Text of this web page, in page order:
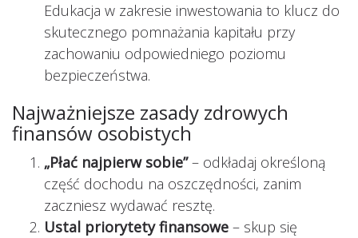
Edukacja w zakresie inwestowania to klucz do
skutecznego pomnażania kapitału przy
zachowaniu odpowiedniego poziomu
bezpieczeństwa.
Najważniejsze zasady zdrowych
finansów osobistych
„Płać najpierw sobie”– odkładaj określoną
część dochodu na oszczędności, zanim
zaczniesz wydawać resztę.
Ustal priorytety finansowe – skup się